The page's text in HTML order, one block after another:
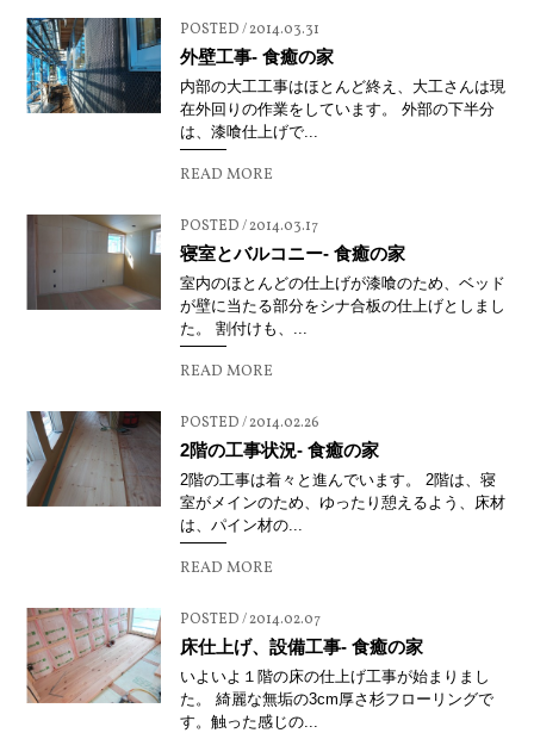
POSTED / 2014.03.31
外壁工事- 食癒の家
内部の大工工事はほとんど終え、大工さんは現
在外回りの作業をしています。 外部の下半分
は、漆喰仕上げで...
READ MORE
POSTED / 2014.03.17
寝室とバルコニー- 食癒の家
室内のほとんどの仕上げが漆喰のため、ベッド
が壁に当たる部分をシナ合板の仕上げとしまし
た。 割付けも、...
READ MORE
POSTED / 2014.02.26
2階の工事状況- 食癒の家
2階の工事は着々と進んでいます。 2階は、寝
室がメインのため、ゆったり憩えるよう、床材
は、パイン材の...
READ MORE
POSTED / 2014.02.07
床仕上げ、設備工事- 食癒の家
いよいよ１階の床の仕上げ工事が始まりまし
た。 綺麗な無垢の3cm厚さ杉フローリングで
す。触った感じの...